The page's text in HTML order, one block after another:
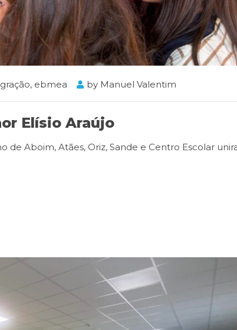
, ebmea by Manuel Valentim
Elísio Araújo
de Aboim, Atães, Oriz, Sande e Centro Escolar